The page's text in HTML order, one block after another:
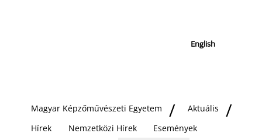
English
Magyar Képzőművészeti Egyetem
Aktuális
Hírek
Nemzetközi Hírek
Események